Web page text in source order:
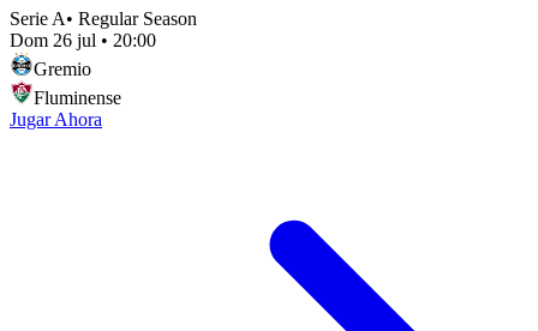
Serie A• Regular Season
Dom 26 jul • 20:00
Gremio
Fluminense
Jugar Ahora